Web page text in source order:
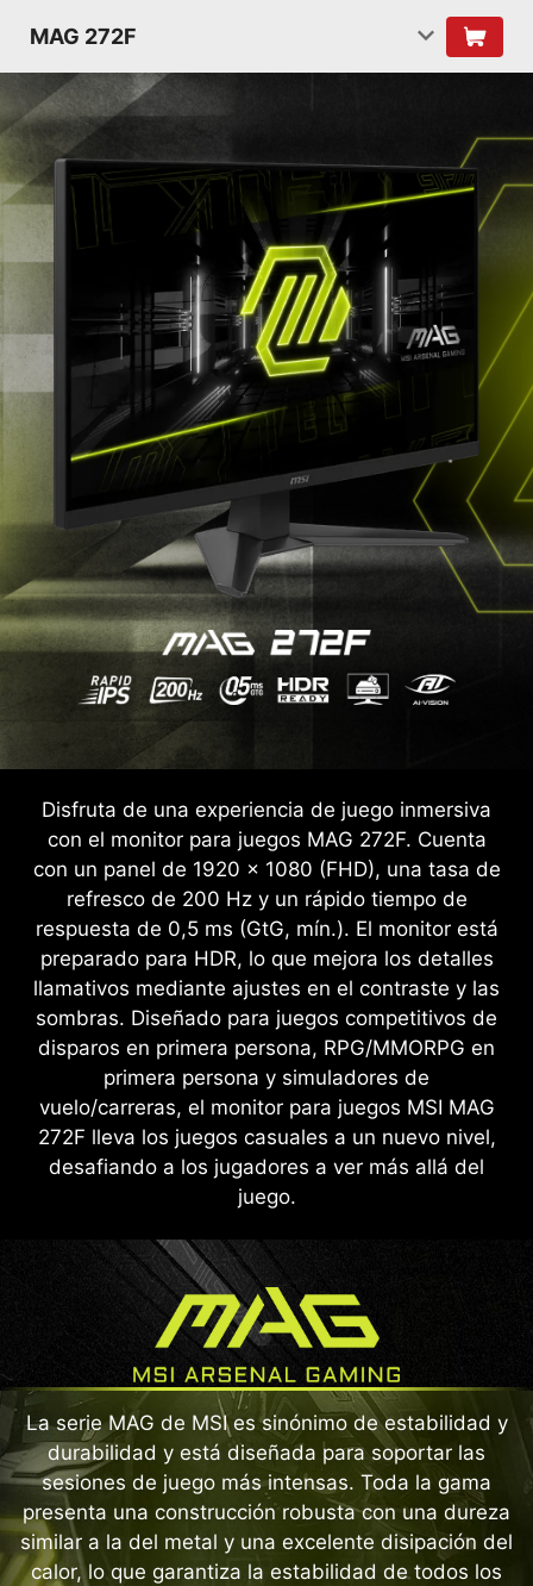
MAG 272F
Disfruta de una experiencia de juego inmersiva
con el monitor para juegos MAG 272F. Cuenta
con un panel de 1920 x 1080 (FHD), una tasa de
refresco de 200 Hz y un rápido tiempo de
respuesta de 0,5 ms (GtG, mín.). El monitor está
preparado para HDR, lo que mejora los detalles
llamativos mediante ajustes en el contraste y las
sombras. Diseñado para juegos competitivos de
disparos en primera persona, RPG/MMORPG en
primera persona y simuladores de
vuelo/carreras, el monitor para juegos MSI MAG
272F lleva los juegos casuales a un nuevo nivel,
desafiando a los jugadores a ver más allá del
juego.
La serie MAG de MSI es sinónimo de estabilidad y
durabilidad y está diseñada para soportar las
sesiones de juego más intensas. Toda la gama
presenta una construcción robusta con una dureza
similar a la del metal y una excelente disipación del
calor, lo que garantiza la estabilidad de todos los